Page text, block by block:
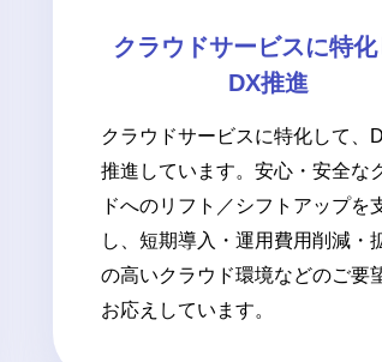
クラウドサービスに特化
DX推進
クラウドサービスに特化して、
推進しています。安心・安全な
ドへのリフト／シフトアップを
し、短期導入・運用費用削減・
の高いクラウド環境などのご要
お応えしています。